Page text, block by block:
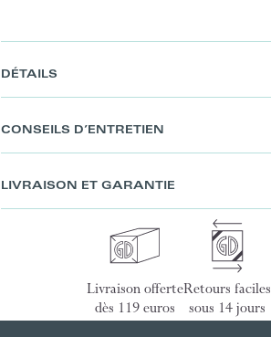
DÉTAILS
CONSEILS D’ENTRETIEN
LIVRAISON ET GARANTIE
Livraison offerte
dès 119 euros
Retours faciles
sous 14 jours